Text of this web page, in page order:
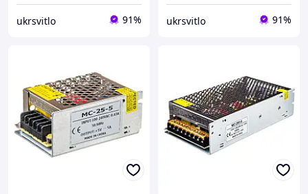
ukrsvitlo 91% ukrsvitlo 91%